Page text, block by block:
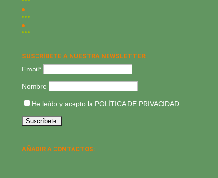
SUSCRÍBETE A NUESTRA NEWSLETTER:
Email*
Nombre
He leído y acepto la POLÍTICA DE PRIVACIDAD
AÑADIR A CONTACTOS: